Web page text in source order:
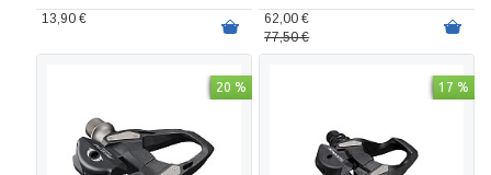
13,90 €
62,00 €
77,50 €
20 % 17 %